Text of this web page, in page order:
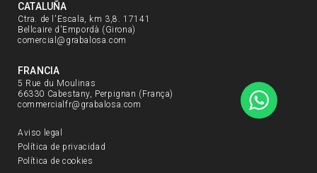
CATALUÑA
Ctra. de l'Escala, km 3,8. 17141
Bellcaire d'Empordà (Girona)
comercial@grabalosa.com
FRANCIA
5 Rue du Moulinas
66330 Cabestany, Perpignan (França)
commercialfr@grabalosa.com
Aviso legal
Política de privacidad
Política de cookies